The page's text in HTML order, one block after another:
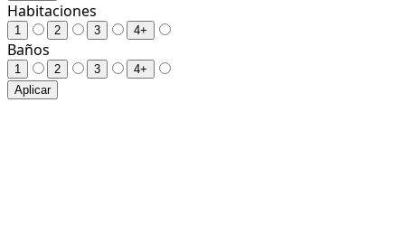
Habitaciones
1 2 3 4+
Baños
1 2 3
4+
Aplicar